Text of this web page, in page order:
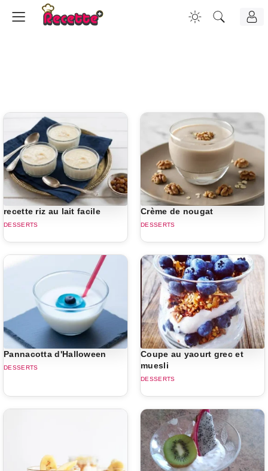
recette riz au lait facile
DESSERTS
Crème de nougat
DESSERTS
Pannacotta d'Halloween
DESSERTS
Coupe au yaourt grec et
muesli
DESSERTS